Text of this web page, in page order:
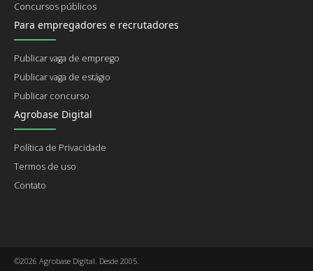
Concursos públicos
Para empregadores e recrutadores
Publicar vaga de emprego
Publicar vaga de estágio
Publicar concurso
Agrobase Digital
Política de Privacidade
Termos de uso
Contato
©2026 Agrobase Digital. Desde 2005.